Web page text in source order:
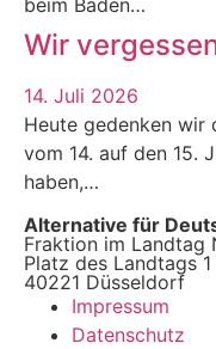
Wir
14. Juli 2026
Heute gedenken wir
vom 14. auf den 15.
haben,…
Alternative für
Fraktion im Landtag
Platz des Landtags 1
40221 Düsseldorf
Impressum
Datenschutz